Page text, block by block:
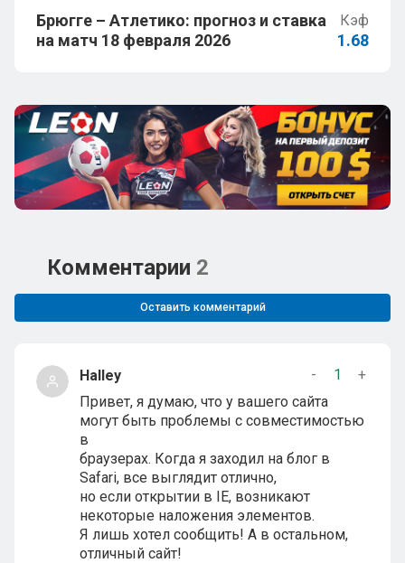
Брюгге – Атлетико: прогноз и ставка
на матч 18 февраля 2026
Кэф
1.68
Комментарии 2
Оставить комментарий
Halley - 1
+
Привет, я думаю, что у вашего сайта
могут быть проблемы с совместимостью
в
браузерах. Когда я заходил на блог в
Safari, все выглядит отлично,
но если открытии в IE, возникают
некоторые наложения элементов.
Я лишь хотел сообщить! А в остальном,
отличный сайт!